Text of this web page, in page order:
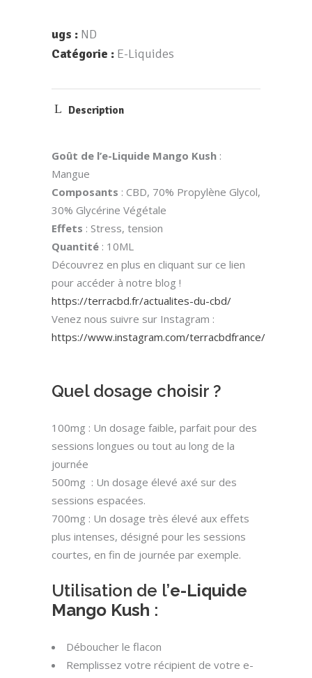
ugs : ND
Catégorie : E-Liquides
Description
Goût de l’e-Liquide Mango Kush :
Mangue
Composants : CBD, 70% Propylène Glycol,
30% Glycérine Végétale
Effets : Stress, tension
Quantité : 10ML
Découvrez en plus en cliquant sur ce lien
pour accéder à notre blog !
https://terracbd.fr/actualites-du-cbd/
Venez nous suivre sur Instagram :
https://www.instagram.com/terracbdfrance/
Quel dosage choisir ?
100mg : Un dosage faible, parfait pour des
sessions longues ou tout au long de la
journée
500mg : Un dosage élevé axé sur des
sessions espacées.
700mg : Un dosage très élevé aux effets
plus intenses, désigné pour les sessions
courtes, en fin de journée par exemple.
Utilisation de l’e-Liquide
Mango Kush :
Déboucher le flacon
Remplissez votre récipient de votre e-